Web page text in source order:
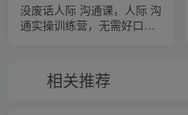
没废话人际 沟通课，人际 沟
通实操训练营，无需好口才
相关推荐